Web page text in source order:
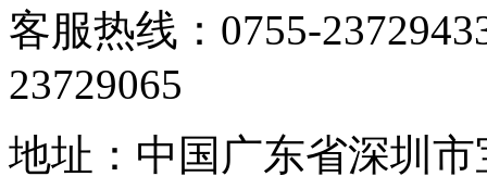
客服热线：0755-
23729065
地址：中国广东省深圳